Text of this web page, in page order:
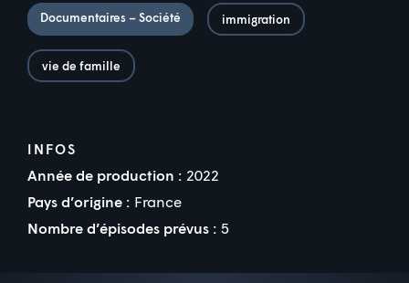
Documentaires – Société immigration
vie de famille
INFOS
Année de production : 2022
Pays d’origine : France
Nombre d’épisodes prévus : 5